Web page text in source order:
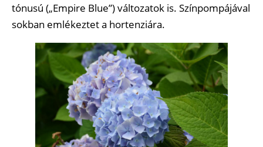
tónusú („Empire Blue”) változatok is. Színpompájával
sokban emlékeztet a hortenziára.